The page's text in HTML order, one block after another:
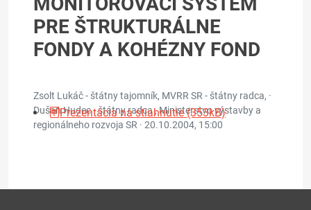
PRE ŠTRUKTURÁLNE
FONDY A KOHÉZNY FOND
Zsolt Lukáč - štátny tajomník, MVRR SR - štátny radca, ·
Dušan Hudec - štátny radca , Ministerstvo výstavby a
regionálneho rozvoja SR · 20.10.2004, 15:00
Prezentácia na stiahnutie (353kB)